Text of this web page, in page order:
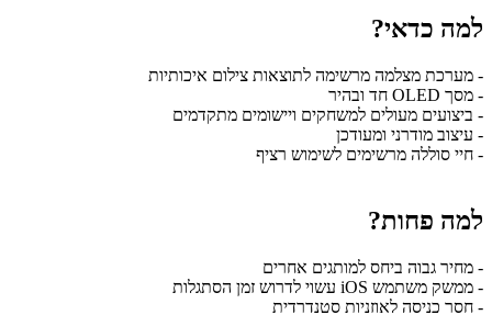
למה כדאי?
- מערכת מצלמה מרשימה לתוצאות צילום איכותיות
- מסך OLED חד ובהיר
- ביצועים מעולים למשחקים ויישומים מתקדמים
- עיצוב מודרני ומעודכן
- חיי סוללה מרשימים לשימוש רציף
למה פחות?
- מחיר גבוה ביחס למותגים אחרים
- ממשק משתמש iOS עשוי לדרוש זמן הסתגלות
- חסר כניסה לאוזניות סטנדרדית